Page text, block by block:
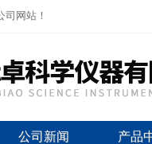
网站！
公司新闻 产品